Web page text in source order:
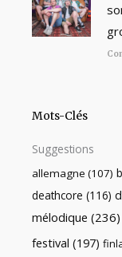
Mots-Clés
Suggestions
allemagne (107)
deathcore (116)
mélodique (236)
festival (197)